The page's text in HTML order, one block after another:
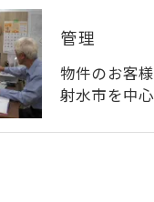
管理
物件のお客
射水市を中